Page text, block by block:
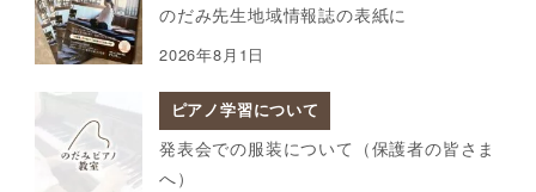
のだみ先生地域情報誌の表紙に
2026年8月1日
ピアノ学習について
発表会での服装について（保護者の皆さま
へ）